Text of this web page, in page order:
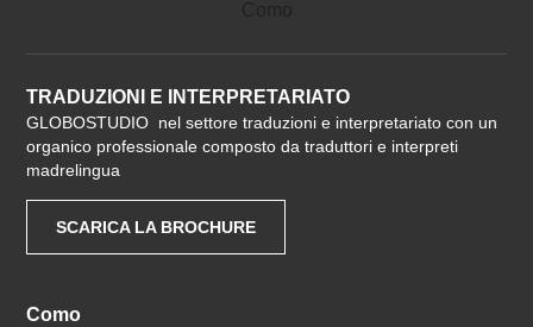
TRADUZIONI E INTERPRETARIATO
GLOBOSTUDIO nel settore traduzioni e interpretariato con un
organico professionale composto da traduttori e interpreti
madrelingua
SCARICA LA BROCHURE
Como